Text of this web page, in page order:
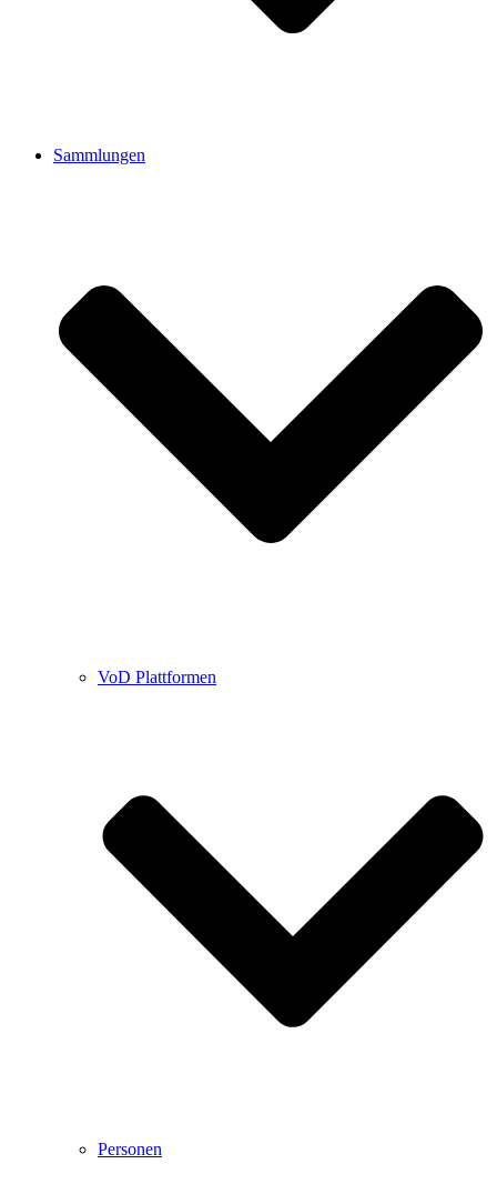
Sammlungen
VoD Plattformen
Personen